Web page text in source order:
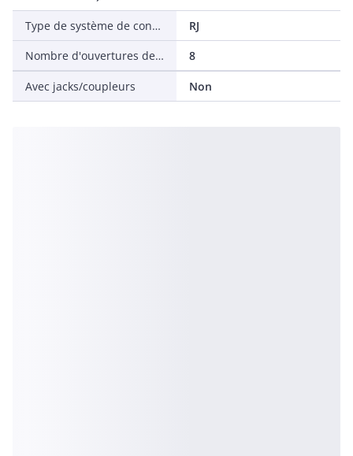
Type de système de connecteurs
RJ
Nombre d'ouvertures de connecteur
8
Avec jacks/coupleurs Non